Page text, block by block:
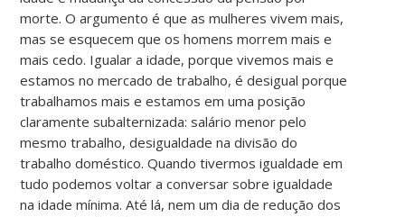
morte. O argumento é que as mulheres vivem mais,
mas se esquecem que os homens morrem mais e
mais cedo. Igualar a idade, porque vivemos mais e
estamos no mercado de trabalho, é desigual porque
trabalhamos mais e estamos em uma posição
claramente subalternizada: salário menor pelo
mesmo trabalho, desigualdade na divisão do
trabalho doméstico. Quando tivermos igualdade em
tudo podemos voltar a conversar sobre igualdade
na idade mínima. Até lá, nem um dia de redução dos